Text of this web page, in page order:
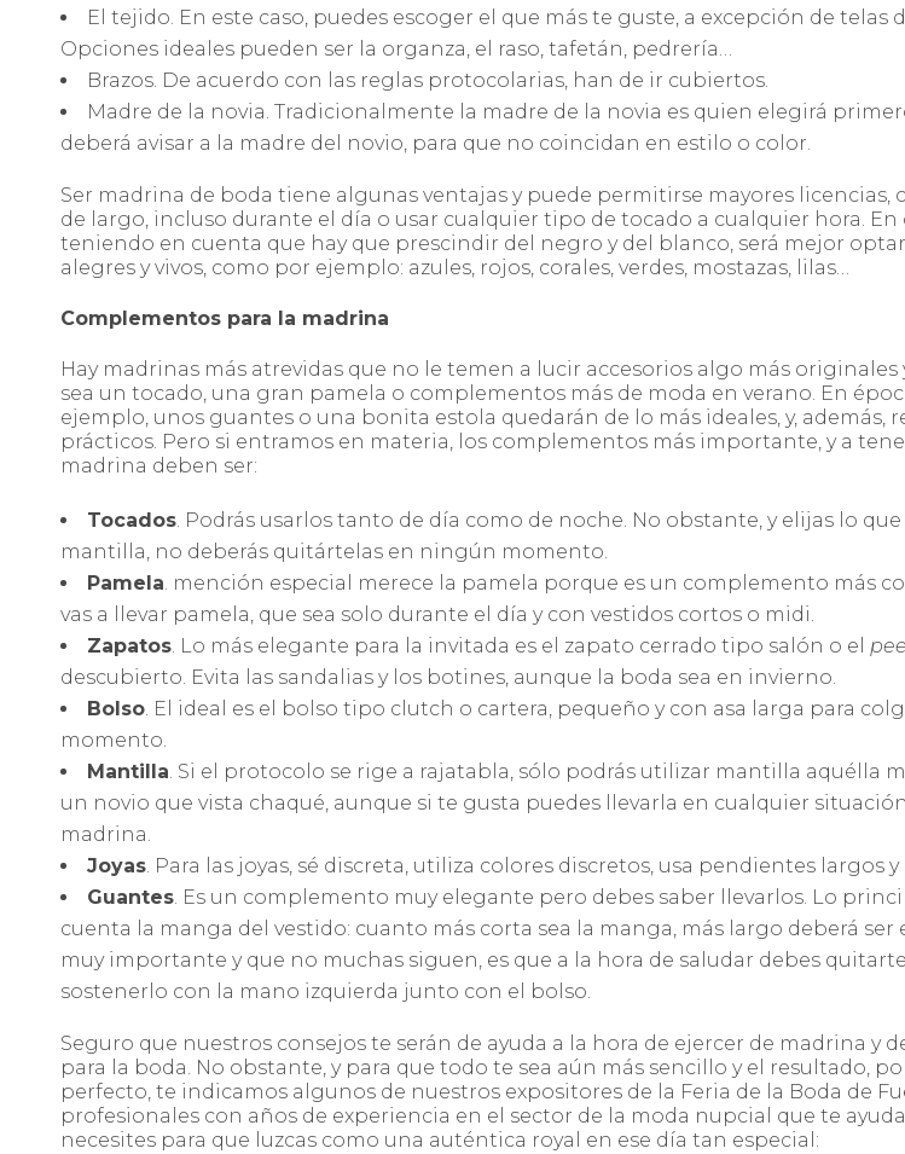
El tejido. En este caso, puedes escoger el que más te guste, a excepción de telas
Opciones ideales pueden ser la organza, el raso, tafetán, pedrería…
Brazos. De acuerdo con las reglas protocolarias, han de ir cubiertos.
Madre de la novia. Tradicionalmente la madre de la novia es quien elegirá
deberá avisar a la madre del novio, para que no coincidan en estilo o color.
Ser madrina de boda tiene algunas ventajas y puede permitirse mayores licencias,
de largo, incluso durante el día o usar cualquier tipo de tocado a cualquier hora.
teniendo en cuenta que hay que prescindir del negro y del blanco, será mejor
alegres y vivos, como por ejemplo: azules, rojos, corales, verdes, mostazas, lilas…
Complementos para la madrina
Hay madrinas más atrevidas que no le temen a lucir accesorios algo más originales
sea un tocado, una gran pamela o complementos más de moda en verano. En
ejemplo, unos guantes o una bonita estola quedarán de lo más ideales, y, además,
prácticos. Pero si entramos en materia, los complementos más importante, y a
madrina deben ser:
Tocados. Podrás usarlos tanto de día como de noche. No obstante, y elijas lo que
mantilla, no deberás quitártelas en ningún momento.
Pamela. mención especial merece la pamela porque es un complemento más
vas a llevar pamela, que sea solo durante el día y con vestidos cortos o midi.
Zapatos. Lo más elegante para la invitada es el zapato cerrado tipo salón o el
descubierto. Evita las sandalias y los botines, aunque la boda sea en invierno.
Bolso. El ideal es el bolso tipo clutch o cartera, pequeño y con asa larga para
momento.
Mantilla. Si el protocolo se rige a rajatabla, sólo podrás utilizar mantilla aquélla
un novio que vista chaqué, aunque si te gusta puedes llevarla en cualquier
madrina.
Joyas. Para las joyas, sé discreta, utiliza colores discretos, usa pendientes largos
Guantes. Es un complemento muy elegante pero debes saber llevarlos. Lo
cuenta la manga del vestido: cuanto más corta sea la manga, más largo deberá ser
muy importante y que no muchas siguen, es que a la hora de saludar debes
sostenerlo con la mano izquierda junto con el bolso.
Seguro que nuestros consejos te serán de ayuda a la hora de ejercer de madrina y
para la boda. No obstante, y para que todo te sea aún más sencillo y el resultado,
perfecto, te indicamos algunos de nuestros expositores de la Feria de la Boda de
profesionales con años de experiencia en el sector de la moda nupcial que te
necesites para que luzcas como una auténtica royal en ese día tan especial: